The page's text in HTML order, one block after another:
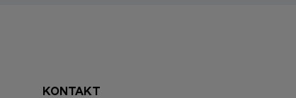
KONTAKT